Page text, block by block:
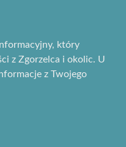
który
z Zgorzelca i okolic. U
z Twojego